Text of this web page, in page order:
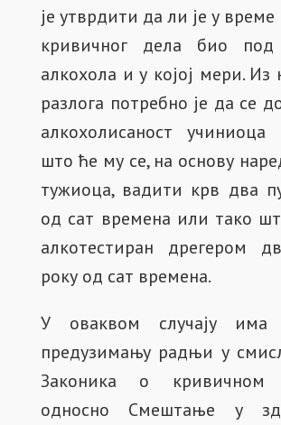
је утврдити да ли је у
кривичног дела био под
алкохола и у којој мери. Из
разлога потребно је да се
алкохолисаност
што ће му се, на основу
тужиоца, вадити крв два
од сат времена или тако
алкотестиран дрегером
року од сат времена.
У оваквом случају
предузимању радњи у
Законика о кривичном
односно Смештање у